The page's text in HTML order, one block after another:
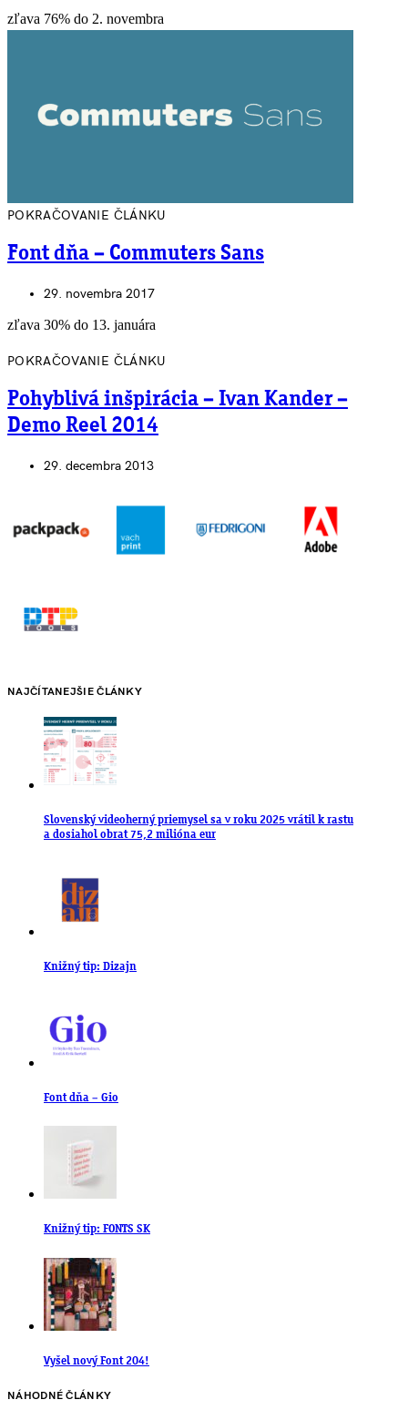
zľava 76% do 2. novembra
POKRAČOVANIE ČLÁNKU
Font dňa – Commuters Sans
29. novembra 2017
zľava 30% do 13. januára
POKRAČOVANIE ČLÁNKU
Pohyblivá inšpirácia – Ivan Kander –
Demo Reel 2014
29. decembra 2013
NAJČÍTANEJŠIE ČLÁNKY
Slovenský videoherný priemysel sa v roku 2025 vrátil k rastu
a dosiahol obrat 75,2 milióna eur
Knižný tip: Dizajn
Font dňa – Gio
Knižný tip: FONTS SK
Vyšel nový Font 204!
NÁHODNÉ ČLÁNKY